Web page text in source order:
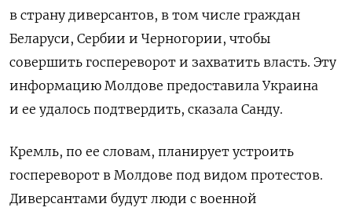
в страну диверсантов, в том числе граждан
Беларуси, Сербии и Черногории, чтобы
совершить госпереворот и захватить власть. Эту
информацию Молдове предоставила Украина
и ее удалось подтвердить, сказала Санду.
Кремль, по ее словам, планирует устроить
госпереворот в Молдове под видом протестов.
Диверсантами будут люди с военной